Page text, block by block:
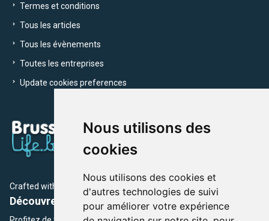
Nous utilisons des
cookies
Nous utilisons des cookies et
d'autres technologies de suivi
pour améliorer votre expérience
Termes et conditions
Tous les articles
Tous les évènements
Toutes les entreprises
Update cookies preferences
Crafted with by Brusselslife Team
Découvrez plus de 12 000 adresses et événements